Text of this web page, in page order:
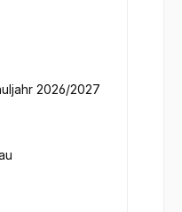
2026/2027